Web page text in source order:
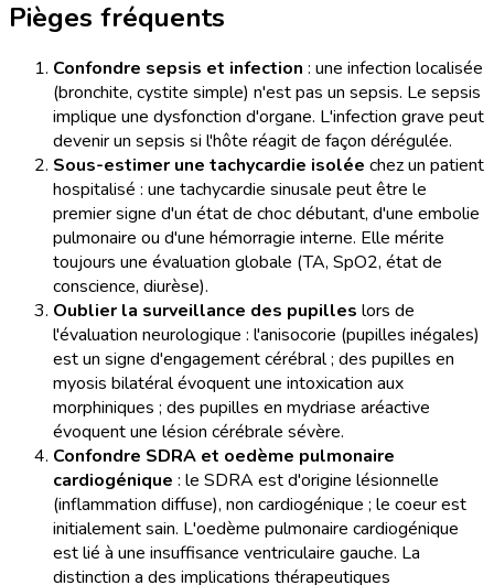
Pièges fréquents
Confondre sepsis et infection : une infection localisée
(bronchite, cystite simple) n'est pas un sepsis. Le sepsis
implique une dysfonction d'organe. L'infection grave peut
devenir un sepsis si l'hôte réagit de façon dérégulée.
Sous-estimer une tachycardie isolée chez un patient
hospitalisé : une tachycardie sinusale peut être le
premier signe d'un état de choc débutant, d'une embolie
pulmonaire ou d'une hémorragie interne. Elle mérite
toujours une évaluation globale (TA, SpO2, état de
conscience, diurèse).
Oublier la surveillance des pupilles lors de
l'évaluation neurologique : l'anisocorie (pupilles inégales)
est un signe d'engagement cérébral ; des pupilles en
myosis bilatéral évoquent une intoxication aux
morphiniques ; des pupilles en mydriase aréactive
évoquent une lésion cérébrale sévère.
Confondre SDRA et oedème pulmonaire
cardiogénique : le SDRA est d'origine lésionnelle
(inflammation diffuse), non cardiogénique ; le coeur est
initialement sain. L'oedème pulmonaire cardiogénique
est lié à une insuffisance ventriculaire gauche. La
distinction a des implications thérapeutiques